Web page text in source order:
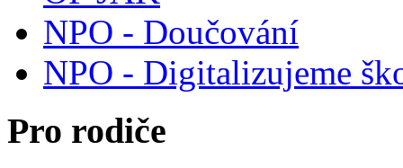
NPO - Doučování
NPO - Digitalizujeme
Pro rodiče